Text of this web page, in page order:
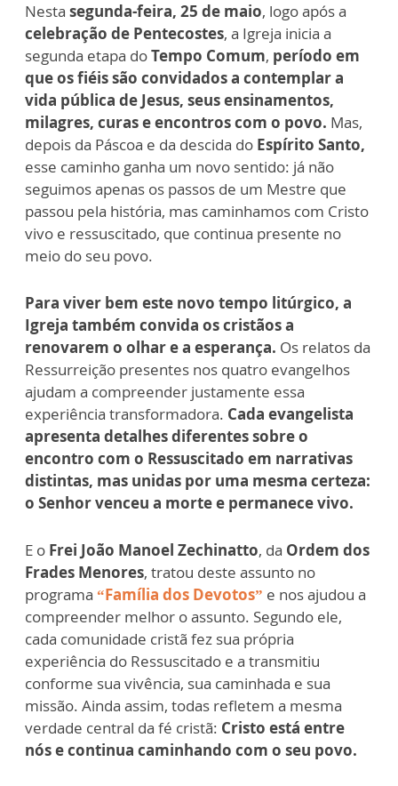
Nesta segunda-feira, 25 de maio, logo após a
celebração de Pentecostes, a Igreja inicia a
segunda etapa doTempo Comum, período em
que os fiéis são convidados a contemplar a
vida pública de Jesus, seus ensinamentos,
milagres, curas e encontros com o povo. Mas,
depois da Páscoa e da descida do Espírito Santo,
esse caminho ganha um novo sentido: já não
seguimos apenas os passos de um Mestre que
passou pela história, mas caminhamos com Cristo
vivo e ressuscitado, que continua presente no
meio do seu povo.
Para viver bem este novo tempo litúrgico, a
Igreja também convida os cristãos a
renovarem o olhar e a esperança. Os relatos da
Ressurreição presentes nos quatro evangelhos
ajudam a compreender justamente essa
experiência transformadora. Cada evangelista
apresenta detalhes diferentes sobre o
encontro com o Ressuscitado em narrativas
distintas, mas unidas por uma mesma certeza:
o Senhor venceu a morte e permanece vivo.
E o Frei João Manoel Zechinatto, da Ordem dos
Frades Menores, tratou deste assunto no
programa “Família dos Devotos” e nos ajudou a
compreender melhor o assunto. Segundo ele,
cada comunidade cristã fez sua própria
experiência do Ressuscitado e a transmitiu
conforme sua vivência, sua caminhada e sua
missão. Ainda assim, todas refletem a mesma
verdade central da fé cristã: Cristo está entre
nós e continua caminhando com o seu povo.